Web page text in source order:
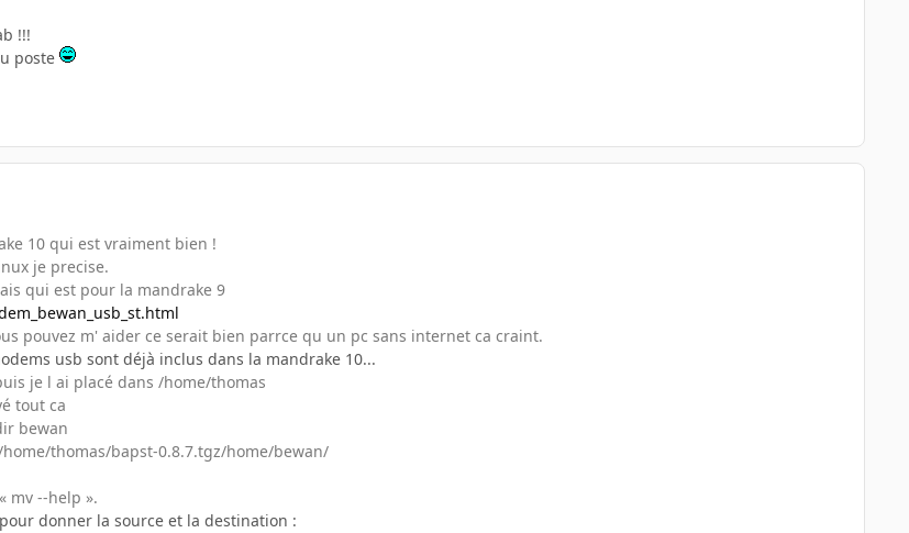
!!!
poste
10 qui est vraiment bien !
je precise.
qui est pour la mandrake 9
pouvez m' aider ce serait bien parrce qu un pc sans internet ca craint.
usb sont déjà inclus dans la mandrake 10...
je l ai placé dans /home/thomas
tout ca
bewan
thomas/bapst-0.8.7.tgz/home/bewan/
mv --help ».
donner la source et la destination :